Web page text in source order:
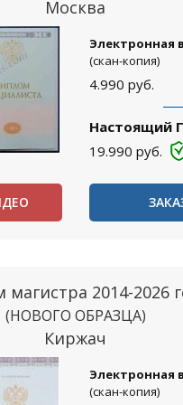
Москва
Электронная
(скан-копия)
4.990 руб.
Настоящий
19.990 руб.
2014-2026
(НОВОГО ОБРАЗЦА)
Киржач
Электронная
(скан-копия)